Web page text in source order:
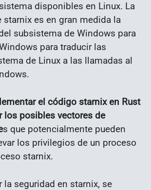
disponibles en Linux. La
starnix es en gran medida la
subsistema de Windows para
para traducir las
de Linux a las llamadas al
el código starnix en Rust
los posibles vectores de
s que potencialmente pueden
los privilegios de un proceso
starnix.
la seguridad en starnix, se